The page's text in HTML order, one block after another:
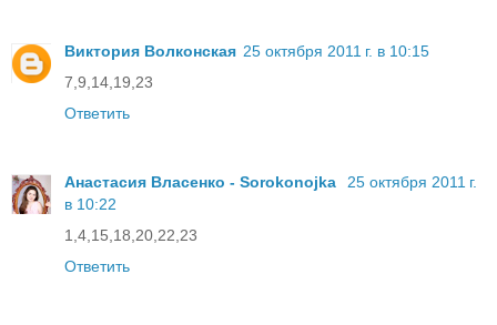
Виктория Волконская 25 октября 2011 г. в 10:15
7,9,14,19,23
Ответить
Анастасия Власенко - Sorokonojka
25 октября 2011 г.
в 10:22
1,4,15,18,20,22,23
Ответить